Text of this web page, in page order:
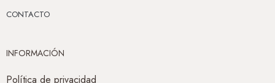
CONTACTO
INFORMACIÓN
Política de privacidad